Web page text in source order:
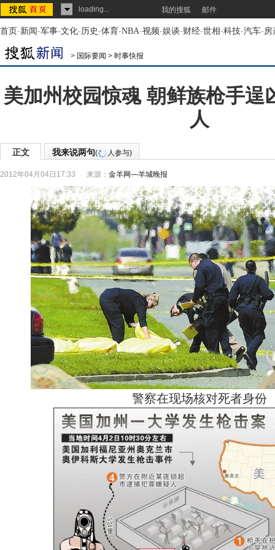
loading... 我的搜狐 邮件
首页-新闻-军事-文化-历史-体育-NBA-视频-娱谈-财经-世相-科技-汽车-房
> 国际要闻 > 时事快报
美加州校园惊魂 朝鲜族枪手逞
人
正文 我来说两句( 人参与)
2012年04月04日17:33 来源： 金羊网—羊城晚报
警察在现场核对死者身份